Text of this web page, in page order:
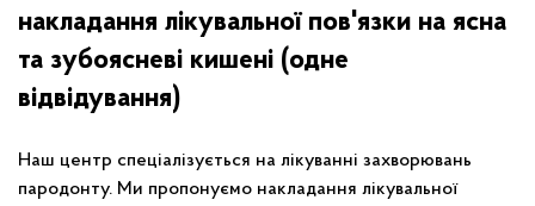
накладання лікувальної пов'язки на ясна
та зубоясневі кишені (одне
відвідування)
Наш центр спеціалізується на лікуванні захворювань
пародонту. Ми пропонуємо накладання лікувальної